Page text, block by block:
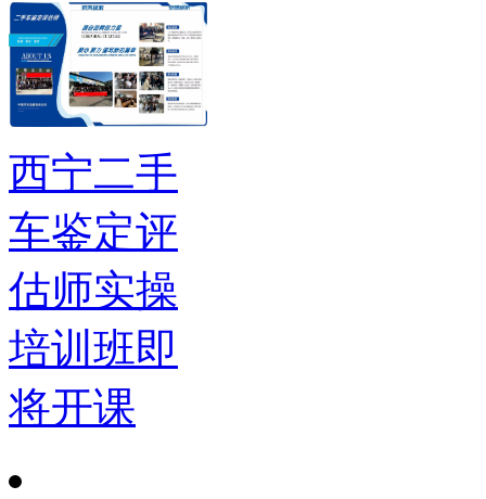
西宁二手
车鉴定评
估师实操
培训班即
将开课